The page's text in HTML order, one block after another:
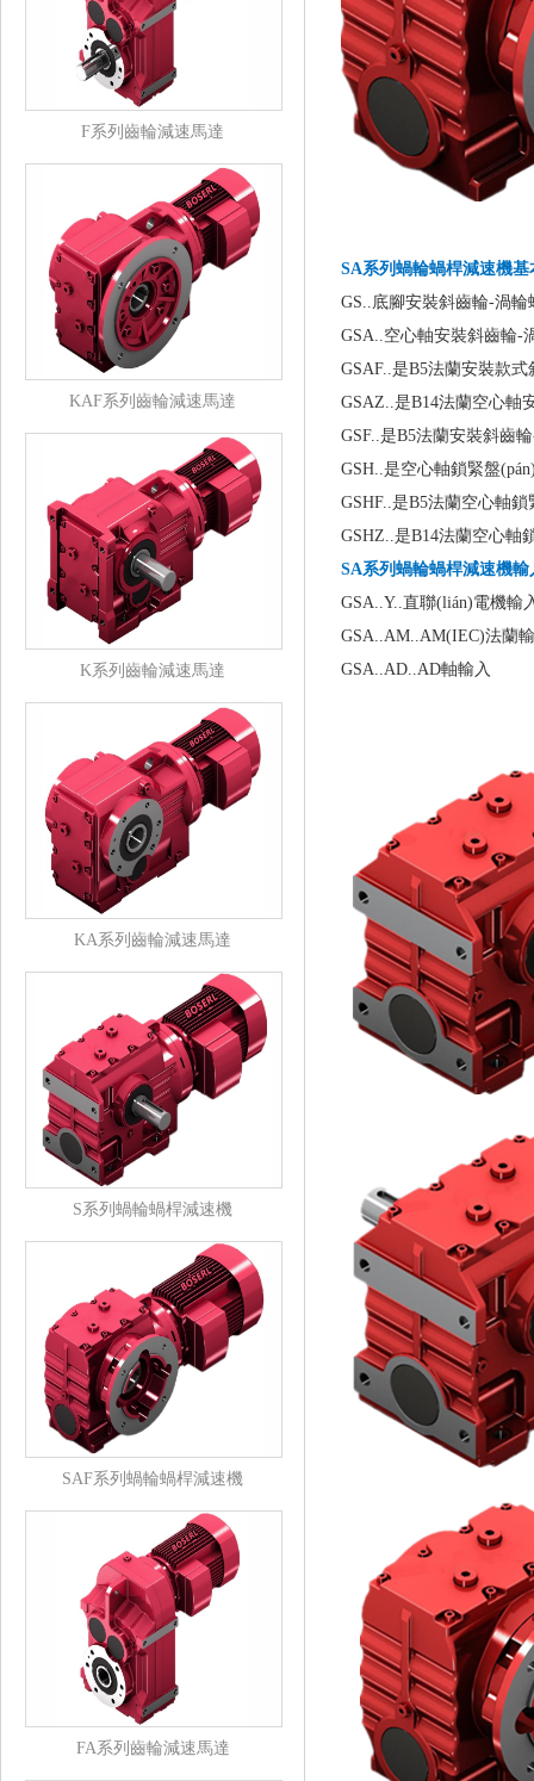
F系列齒輪減速馬達
KAF系列齒輪減速馬達
K系列齒輪減速馬達
KA系列齒輪減速馬達
S系列蝸輪蝸桿減速機
SAF系列蝸輪蝸桿減速機
FA系列齒輪減速馬達
SA系列蝸輪蝸桿減速機
GS..底腳安裝斜齒輪-渦輪
GSA..空心軸安裝斜齒輪-
GSAF..是B5法蘭安裝款
GSAZ..是B14法蘭空心軸
GSF..是B5法蘭安裝斜齒
GSH..是空心軸鎖緊盤
GSHF..是B5法蘭空心軸
GSHZ..是B14法蘭空心軸
SA系列蝸輪蝸桿減速機輸
GSA..Y..直聯(lián)電機輸
GSA..AM..AM(IEC)法蘭
GSA..AD..AD軸輸入